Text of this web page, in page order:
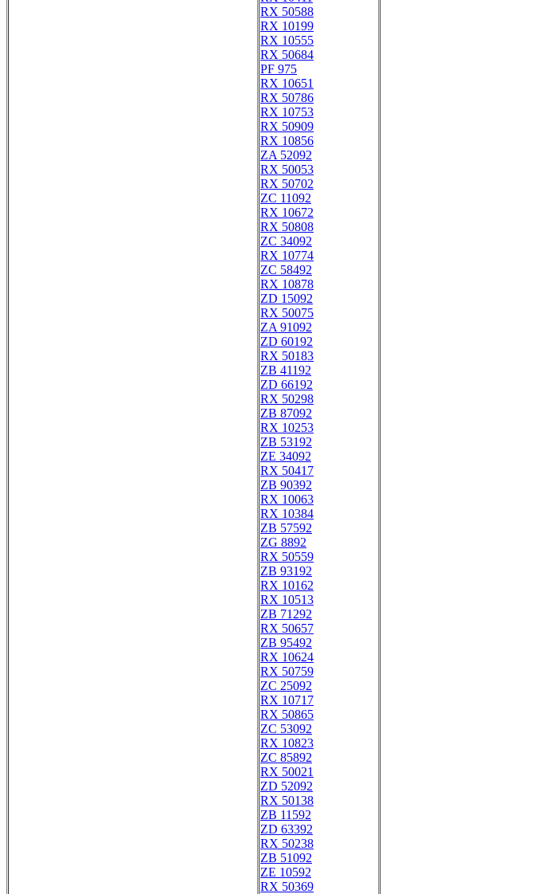
RX 50588
RX 10199
RX 10555
RX 50684
PF 975
RX 10651
RX 50786
RX 10753
RX 50909
RX 10856
ZA 52092
RX 50053
RX 50702
ZC 11092
RX 10672
RX 50808
ZC 34092
RX 10774
ZC 58492
RX 10878
ZD 15092
RX 50075
ZA 91092
ZD 60192
RX 50183
ZB 41192
ZD 66192
RX 50298
ZB 87092
RX 10253
ZB 53192
ZE 34092
RX 50417
ZB 90392
RX 10063
RX 10384
ZB 57592
ZG 8892
RX 50559
ZB 93192
RX 10162
RX 10513
ZB 71292
RX 50657
ZB 95492
RX 10624
RX 50759
ZC 25092
RX 10717
RX 50865
ZC 53092
RX 10823
ZC 85892
RX 50021
ZD 52092
RX 50138
ZB 11592
ZD 63392
RX 50238
ZB 51092
ZE 10592
RX 50369